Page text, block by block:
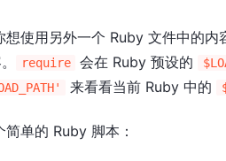
使用另外一个 Ruby 文件中的内
require 会在 Ruby 预设的
来看看当前 Ruby 中的
单的 Ruby 脚本：